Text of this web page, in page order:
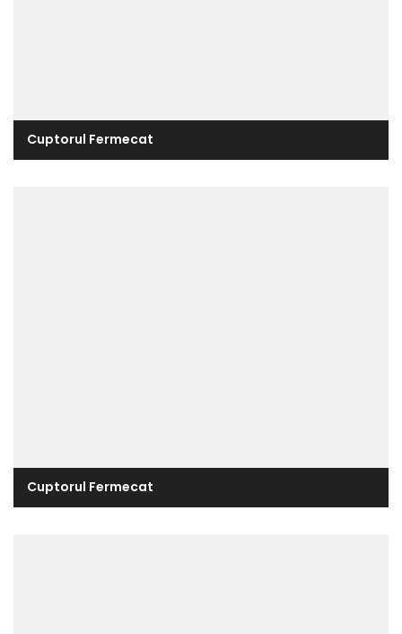
Cuptorul Fermecat
Cuptorul Fermecat